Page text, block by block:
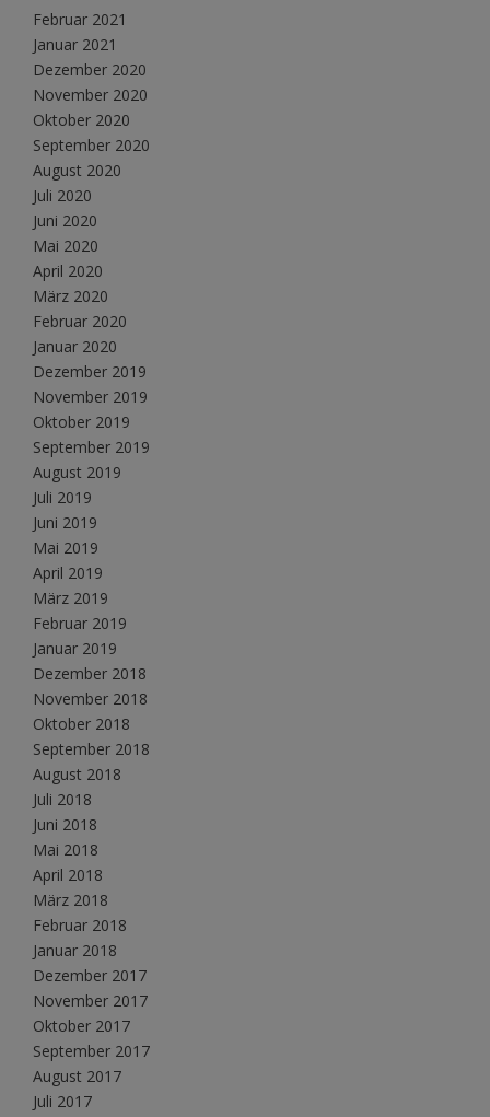
Februar 2021
Januar 2021
Dezember 2020
November 2020
Oktober 2020
September 2020
August 2020
Juli 2020
Juni 2020
Mai 2020
April 2020
März 2020
Februar 2020
Januar 2020
Dezember 2019
November 2019
Oktober 2019
September 2019
August 2019
Juli 2019
Juni 2019
Mai 2019
April 2019
März 2019
Februar 2019
Januar 2019
Dezember 2018
November 2018
Oktober 2018
September 2018
August 2018
Juli 2018
Juni 2018
Mai 2018
April 2018
März 2018
Februar 2018
Januar 2018
Dezember 2017
November 2017
Oktober 2017
September 2017
August 2017
Juli 2017